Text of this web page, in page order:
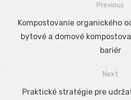
Navigácia
Previous
Previous
post:
Kompostovanie organického
bytové a domové
bariér
Next
Next
Praktické stratégie pre